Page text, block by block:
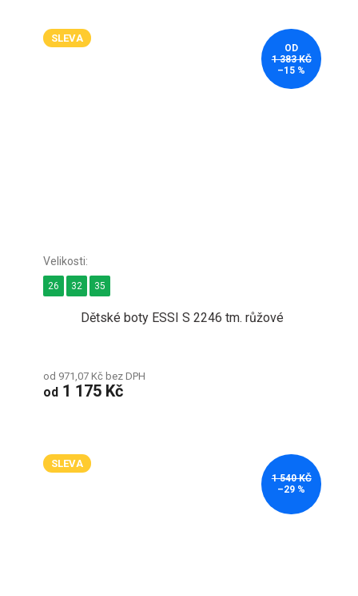
SLEVA
OD
1 383 KČ
–15 %
Dětské boty ESSI S 2246 tm. růžové
od 971,07 Kč bez DPH
od 1 175 Kč
26 32 35
SLEVA
1 540 KČ
–29 %